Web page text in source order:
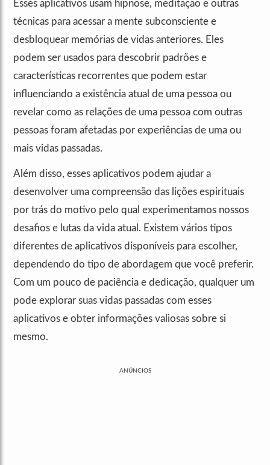
Esses aplicativos usam hipnose, meditação e outras
técnicas para acessar a mente subconsciente e
desbloquear memórias de vidas anteriores. Eles
podem ser usados para descobrir padrões e
características recorrentes que podem estar
influenciando a existência atual de uma pessoa ou
revelar como as relações de uma pessoa com outras
pessoas foram afetadas por experiências de uma ou
mais vidas passadas.
Além disso, esses aplicativos podem ajudar a
desenvolver uma compreensão das lições espirituais
por trás do motivo pelo qual experimentamos nossos
desafios e lutas da vida atual. Existem vários tipos
diferentes de aplicativos disponíveis para escolher,
dependendo do tipo de abordagem que você preferir.
Com um pouco de paciência e dedicação, qualquer um
pode explorar suas vidas passadas com esses
aplicativos e obter informações valiosas sobre si
mesmo.
ANÚNCIOS